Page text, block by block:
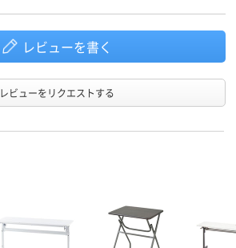
レビューを書く
レビューをリクエストする